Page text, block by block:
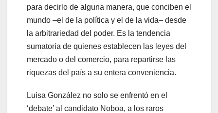
para decirlo de alguna manera, que conciben el
mundo –el de la política y el de la vida– desde
la arbitrariedad del poder. Es la tendencia
sumatoria de quienes establecen las leyes del
mercado o del comercio, para repartirse las
riquezas del país a su entera conveniencia.
Luisa González no solo se enfrentó en el
‘debate’ al candidato Noboa, a los raros